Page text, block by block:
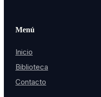
Menú
Inicio
Biblioteca
Contacto